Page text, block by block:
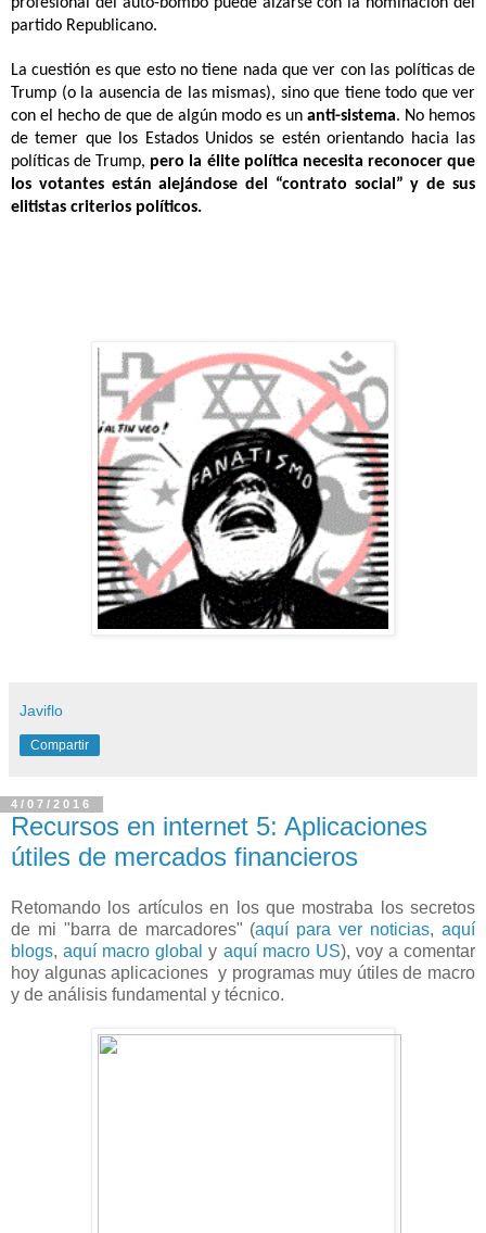
partido Republicano.
La cuestión es que esto no tiene nada que ver con las políticas de
Trump (o la ausencia de las mismas), sino que tiene todo que ver
con el hecho de que de algún modo es un anti-sistema. No hemos
de temer que los Estados Unidos se estén orientando hacia las
políticas de Trump, pero la élite política necesita reconocer que
los votantes están alejándose del “contrato social” y de sus
elitistas criterios políticos.
Javiflo
Compartir
4/07/2016
Recursos en internet 5: Aplicaciones
útiles de mercados financieros
Retomando los artículos en los que mostraba los secretos
de mi "barra de marcadores" (aquí para ver noticias,aquí
blogs,aquí macro global y aquí macro US), voy a comentar
hoy algunas aplicaciones y programas muy útiles de macro
y de análisis fundamental y técnico.